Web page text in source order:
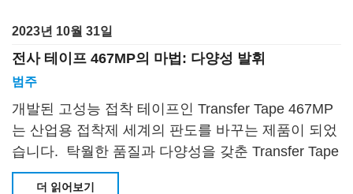
2023년 10월 31일
전사 테이프 467MP의 마법: 다양성 발휘
범주
개발된 고성능 접착 테이프인 Transfer Tape 467MP
는 산업용 접착제 세계의 판도를 바꾸는 제품이 되었
습니다. 탁월한 품질과 다양성을 갖춘 Transfer Tape
467MP는 최고의 선택입니다
더 읽어보기